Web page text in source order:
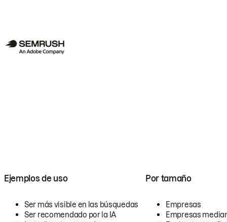
Ejemplos de uso
Ser más visible en las búsquedas
Ser recomendado por la IA
Por tamaño
Empresas
Empresas